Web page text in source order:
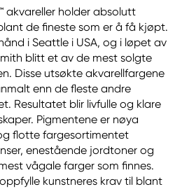
akvareller holder absolutt
de fineste som er å få kjøpt.
i Seattle i USA, og i løpet av
blitt et av de mest solgte
Disse utsøkte akvarellfargene
enn de fleste andre
Resultatet blir livfulle og klare
Pigmentene er nøya
flotte fargesortimentet
enestående jordtoner og
vågale farger som finnes.
kunstneres krav til blant